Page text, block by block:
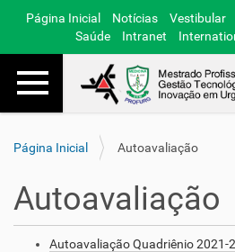
Página Inicial Notícias Vestibular
Saúde
Intranet
Toggle navigation
Página Inicial Autoavaliação
Autoavaliação
Autoavaliação Quadriênio 2021-